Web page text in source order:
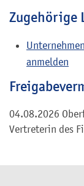
Zugehörige
anmelden
04.08.2026
Vertreterin des